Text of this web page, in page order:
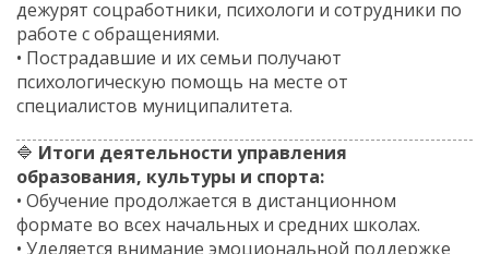
дежурят соцработники, психологи и сотрудники по
работе с обращениями.
• Пострадавшие и их семьи получают
психологическую помощь на месте от
специалистов муниципалитета.
🔷 Итоги деятельности управления
образования, культуры и спорта:
• Обучение продолжается в дистанционном
формате во всех начальных и средних школах.
• Уделяется внимание эмоциональной поддержке